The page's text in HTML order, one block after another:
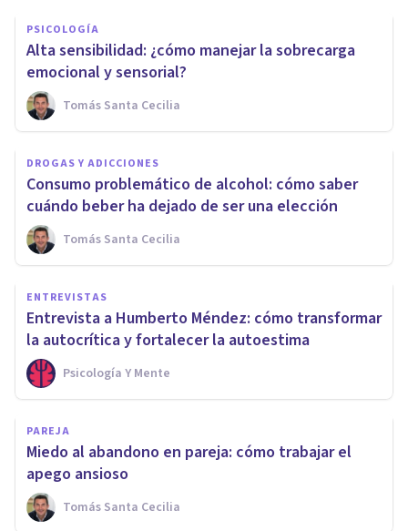
PSICOLOGÍA
Alta sensibilidad: ¿cómo manejar la sobrecarga
emocional y sensorial?
Tomás Santa Cecilia
DROGAS Y ADICCIONES
Consumo problemático de alcohol: cómo saber
cuándo beber ha dejado de ser una elección
Tomás Santa Cecilia
ENTREVISTAS
Entrevista a Humberto Méndez: cómo transformar
la autocrítica y fortalecer la autoestima
Psicología Y Mente
PAREJA
Miedo al abandono en pareja: cómo trabajar el
apego ansioso
Tomás Santa Cecilia